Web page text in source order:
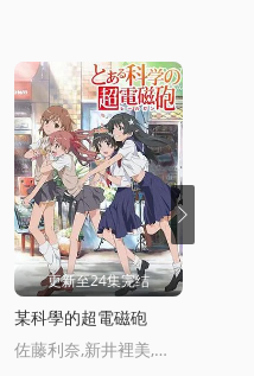
更新至24集完结
某科學的超電磁砲
佐藤利奈,新井裡美,豐崎愛生